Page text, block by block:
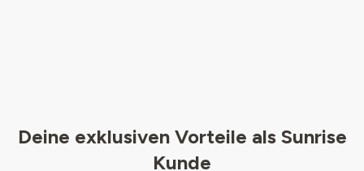
Deine exklusiven Vorteile als Sunrise
Kunde